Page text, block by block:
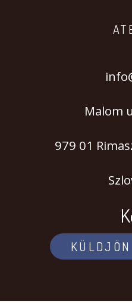
Malom
979 01